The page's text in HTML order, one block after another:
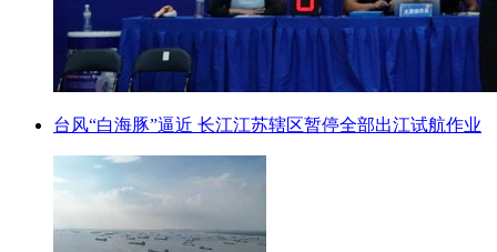
台风“白海豚”逼近 长江江苏辖区暂停全部出江试航作业